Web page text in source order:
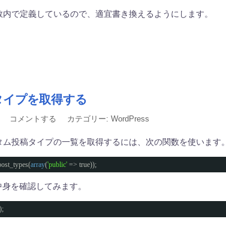
で定義しているので、適宜書き換えるようにします。
プを取得する
コメントする カテゴリー: WordPress
投稿タイプの一覧を取得するには、次の関数を使います。
array('public' => true));
を確認してみます。